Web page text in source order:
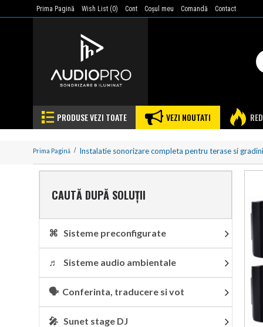
Prima Pagină Wish List (0) Cont Coşul meu Comandă Contact
PRODUSE VEZI TOATE VEZI NOUTATI
Prima Pagină Instalatie sonorizare completa pentru terase si gradini
CAUTĂ DUPĂ SOLUȚII
⌘ Sisteme preconfigurate
♬ Sisteme audio ambientale
🗣 Conferinta, traducere si vot
🎤 Sunet stage DJ